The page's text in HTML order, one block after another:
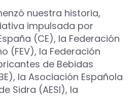
nuestra historia,
impulsada por
(CE), la Federación
(FEV), la Federación
de Bebidas
la Asociación Española
Sidra (AESI), la